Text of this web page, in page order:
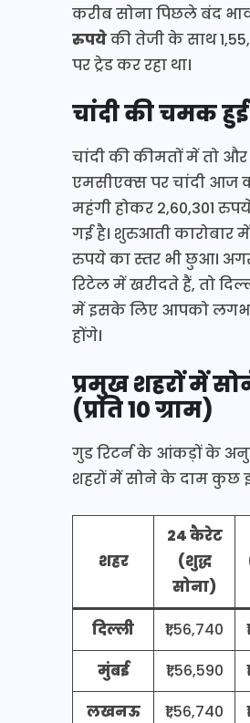
करीब सोना पिछले बंद
रुपयेकी तेजी के साथ
पर ट्रेड कर रहा था।
चांदी की चमक
चांदी की कीमतों में तो
एमसीएक्स पर चांदी आज
महंगी होकर 2,60,301
गई है। शुरुआती कारोबार
रुपये का स्तर भी छुआ। अगर
रिटेल में खरीदते हैं, तो
में इसके लिए आपको
होंगे।
प्रमुख शहरों में
(प्रति 10 ग्राम)
गुड रिटर्न के आंकड़ों के
शहरों में सोने के दाम कुछ
शहर
24 कैरेट
(शुद्ध
सोना)
दिल्ली ₹1,56,740
मुंबई
₹1,56,590
लखनऊ
₹1,56,740